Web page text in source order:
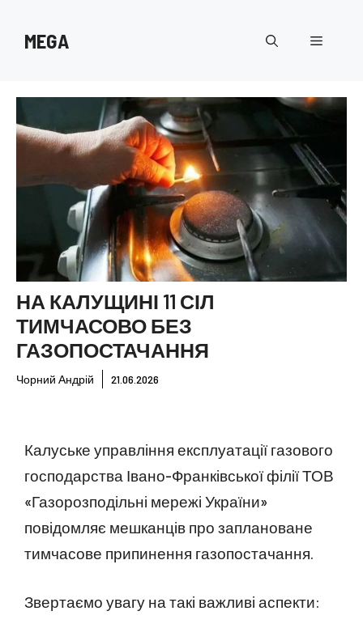
MEGA Меню
НА КАЛУЩИНІ 11 СІЛ
ТИМЧАСОВО БЕЗ
ГАЗОПОСТАЧАННЯ
Чорний Андрій 21.06.2026
Калуське управління експлуатації газового
господарства Івано-Франківської філії ТОВ
«Газорозподільні мережі України»
повідомляє мешканців про заплановане
тимчасове припинення газопостачання.
Звертаємо увагу на такі важливі аспекти: